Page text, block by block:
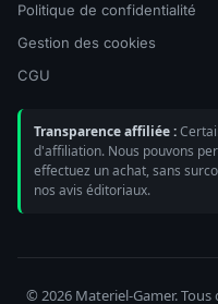
Politique de confidentialité
Gestion des cookies
CGU
Transparence affiliée :
d'affiliation. Nous pouvons
effectuez un achat, sans
nos avis éditoriaux.
© 2026 Materiel-Gamer.